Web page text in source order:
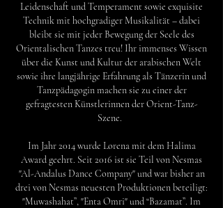
Leidenschaft und Temperament sowie exquisite
Technik mit hochgradiger Musikalität – dabei
bleibt sie mit jeder Bewegung der Seele des
Orientalischen Tanzes treu! Ihr immenses Wissen
über die Kunst und Kultur der arabischen Welt
sowie ihre langjährige Erfahrung als Tänzerin und
Tanzpädagogin machen sie zu einer der
gefragtesten Künstlerinnen der Orient-Tanz-
Szene.
Im Jahr 2014 wurde Lorena mit dem Halima
Award geehrt. Seit 2016 ist sie Teil von Nesmas
"Al-Andalus Dance Company" und war bisher an
drei von Nesmas neuesten Produktionen beteiligt:
"Muwashahat”, "Enta Omri" und “Bazamat”. Im